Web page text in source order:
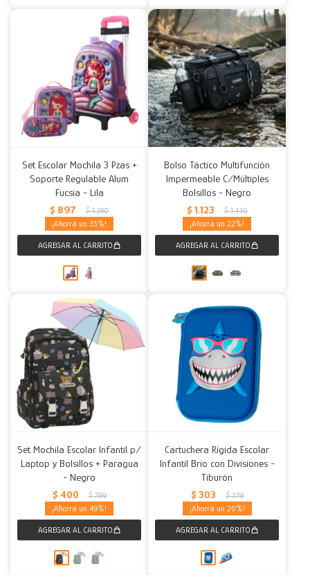
Set Escolar Mochila 3 Pzas +
Soporte Regulable Alum
Fucsia - Lila
$ 897 $ 1.380
35
Bolso Táctico Multifunción
Impermeable C/Múltiples
Bolsillos - Negro
$ 1.123 $ 1.440
22
Set Mochila Escolar Infantil p/
Laptop y Bolsillos + Paragua
- Negro
$ 400 $ 799
49
Cartuchera Rígida Escolar
Infantil Brio con Divisiones -
Tiburón
$ 303 $ 379
20